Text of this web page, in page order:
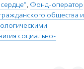
, Фонд-оператор
общества и
социально-